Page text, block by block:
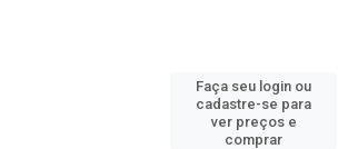
Faça seu login ou
cadastre-se para
ver preços e
comprar